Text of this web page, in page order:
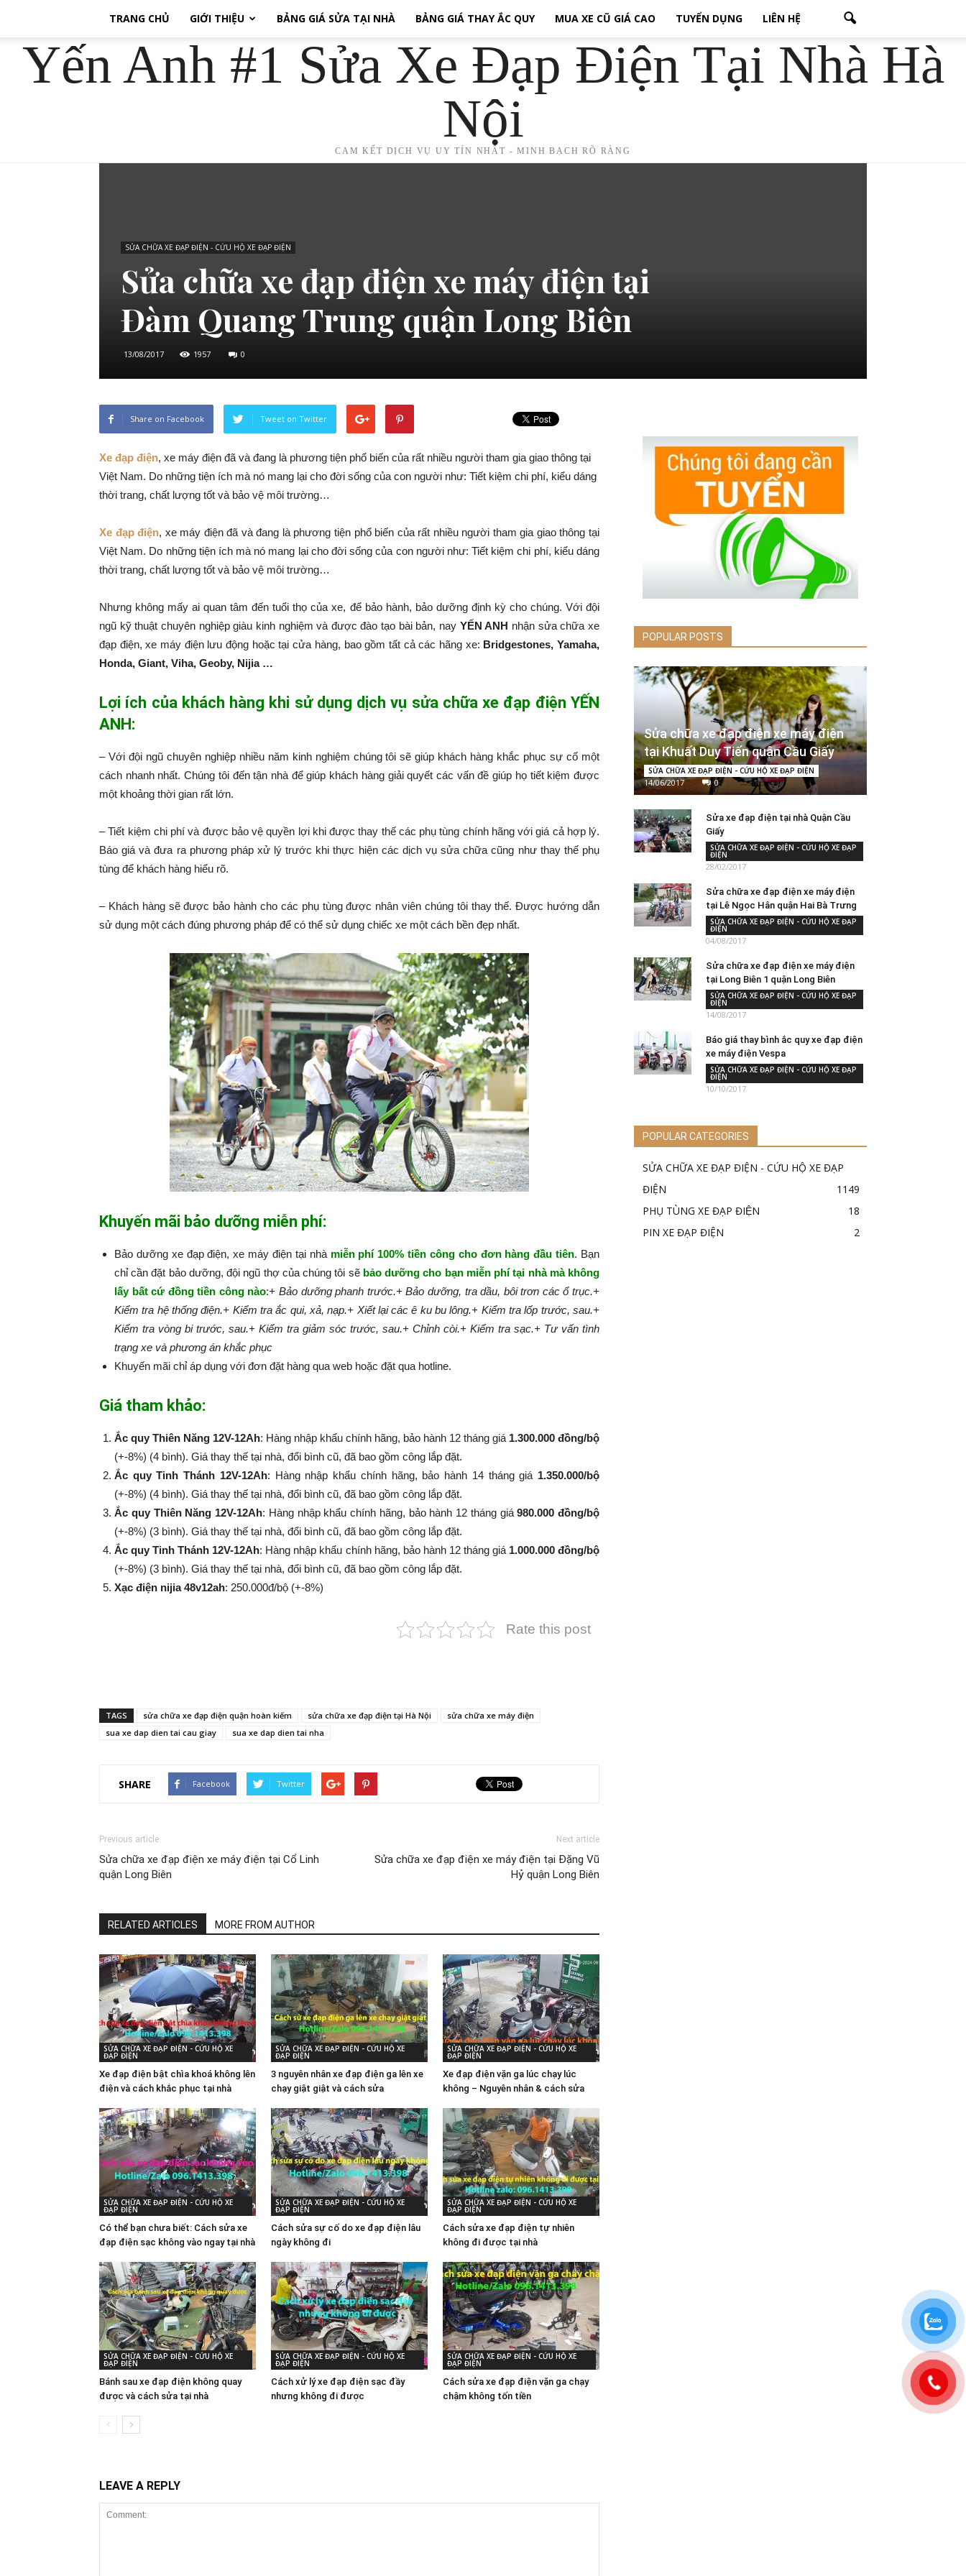
TRANG CHỦ GIỚI THIỆU BẢNG GIÁ SỬA TẠI NHÀ BẢNG GIÁ THAY ẮC QUY MUA XE CŨ GIÁ CAO TUYỂN DỤNG LIÊN HỆ
Yến Anh #1 Sửa Xe Đạp Điện Tại Nhà Hà
Nội
CAM KẾT DỊCH VỤ UY TÍN NHẤT - MINH BẠCH RÕ RÀNG
SỬA CHỮA XE ĐẠP ĐIỆN - CỨU HỘ XE ĐẠP ĐIỆN
Sửa chữa xe đạp điện xe máy điện tại
Đàm Quang Trung quận Long Biên
13/08/2017 1957 0
Share on Facebook Tweet on Twitter
Xe đạp điện, xe máy điện đã và đang là phương tiện phổ biến của rất nhiều người tham gia giao thông tại
Việt Nam. Do những tiện ích mà nó mang lại cho đời sống của con người như: Tiết kiệm chi phí, kiểu dáng
thời trang, chất lượng tốt và bảo vệ môi trường…
Xe đạp điện, xe máy điện đã và đang là phương tiện phổ biến của rất nhiều người tham gia giao thông tại
Việt Nam. Do những tiện ích mà nó mang lại cho đời sống của con người như: Tiết kiệm chi phí, kiểu dáng
thời trang, chất lượng tốt và bảo vệ môi trường…
Nhưng không mấy ai quan tâm đến tuổi thọ của xe, để bảo hành, bảo dưỡng định kỳ cho chúng. Với đội
ngũ kỹ thuật chuyên nghiệp giàu kinh nghiệm và được đào tạo bài bản, nay YẾN ANH nhận sửa chữa xe
đạp điện, xe máy điện lưu động hoặc tại cửa hàng, bao gồm tất cả các hãng xe: Bridgestones, Yamaha,
Honda, Giant, Viha, Geoby, Nijia …
Lợi ích của khách hàng khi sử dụng dịch vụ sửa chữa xe đạp điện YẾN
ANH:
– Với đội ngũ chuyên nghiệp nhiều năm kinh nghiệm chúng tôi sẽ giúp khách hàng khắc phục sự cố một
cách nhanh nhất. Chúng tôi đến tận nhà để giúp khách hàng giải quyết các vấn đề giúp họ tiết kiệm được
một khoảng thời gian rất lớn.
– Tiết kiệm chi phí và được bảo vệ quyền lợi khi được thay thế các phụ tùng chính hãng với giá cả hợp lý.
Báo giá và đưa ra phương pháp xử lý trước khi thực hiện các dịch vụ sửa chữa cũng như thay thế phụ
tùng để khách hàng hiểu rõ.
– Khách hàng sẽ được bảo hành cho các phụ tùng được nhân viên chúng tôi thay thế. Được hướng dẫn
sử dụng một cách đúng phương pháp để có thể sử dụng chiếc xe một cách bền đẹp nhất.
Khuyến mãi bảo dưỡng miễn phí:
Bảo dưỡng xe đạp điện, xe máy điện tại nhà miễn phí 100% tiền công cho đơn hàng đầu tiên. Bạn
chỉ cần đặt bảo dưỡng, đội ngũ thợ của chúng tôi sẽ bảo dưỡng cho bạn miễn phí tại nhà mà không
lấy bất cứ đồng tiền công nào:​​​​​+ Bảo dưỡng phanh trước.+ Bảo dưỡng, tra dầu, bôi trơn các ổ trục.+
Kiểm tra hệ thống điện.+ Kiểm tra ắc qui, xả, nạp.+ Xiết lại các ê ku bu lông.+ Kiểm tra lốp trước, sau.+
Kiểm tra vòng bi trước, sau.+ Kiểm tra giảm sóc trước, sau.+ Chỉnh còi.+ Kiểm tra sạc.+ Tư vấn tình
trạng xe và phương án khắc phục
Khuyến mãi chỉ áp dụng với đơn đặt hàng qua web hoặc đặt qua hotline.
Giá tham khảo:
Ắc quy Thiên Năng 12V-12Ah: Hàng nhập khẩu chính hãng, bảo hành 12 tháng giá 1.300.000 đồng/bộ
(+-8%) (4 bình). Giá thay thế tại nhà, đổi bình cũ, đã bao gồm công lắp đặt.
Ắc quy Tinh Thánh 12V-12Ah: Hàng nhập khẩu chính hãng, bảo hành 14 tháng giá 1.350.000/bộ
(+-8%​​​​​​​) (4 bình). Giá thay thế tại nhà, đổi bình cũ, đã bao gồm công lắp đặt.
Ắc quy Thiên Năng 12V-12Ah: Hàng nhập khẩu chính hãng, bảo hành 12 tháng giá980.000 đồng/bộ
(+-8%​​​​​​​) (3 bình). Giá thay thế tại nhà, đổi bình cũ, đã bao gồm công lắp đặt.
Ắc quy Tinh Thánh 12V-12Ah: Hàng nhập khẩu chính hãng, bảo hành 12 tháng giá 1.000.000 đồng/bộ
(+-8%​​​​​​​) (3 bình). Giá thay thế tại nhà, đổi bình cũ, đã bao gồm công lắp đặt.
Xạc điện nijia 48v12ah: 250.000đ/bộ (+-8%​​​​​​​)
Rate this post
TAGS sửa chữa xe đạp điện quận hoàn kiếm sửa chữa xe đạp điện tại Hà Nội
sửa chữa xe máy điện
sua xe dap dien tai cau giay
sua xe dap dien tai nha
SHARE Facebook Twitter
Previous article
Sửa chữa xe đạp điện xe máy điện tại Cổ Linh
quận Long Biên
Next article
Sửa chữa xe đạp điện xe máy điện tại Đặng Vũ
Hỷ quận Long Biên
RELATED ARTICLES MORE FROM AUTHOR
SỬA CHỮA XE ĐẠP ĐIỆN - CỨU HỘ XE
ĐẠP ĐIỆN
Xe đạp điện bật chìa khoá không lên
điện và cách khắc phục tại nhà
SỬA CHỮA XE ĐẠP ĐIỆN - CỨU HỘ XE
ĐẠP ĐIỆN
3 nguyên nhân xe đạp điện ga lên xe
chạy giật giật và cách sửa
SỬA CHỮA XE ĐẠP ĐIỆN - CỨU HỘ XE
ĐẠP ĐIỆN
Xe đạp điện vặn ga lúc chạy lúc
không – Nguyên nhân & cách sửa
SỬA CHỮA XE ĐẠP ĐIỆN - CỨU HỘ XE
ĐẠP ĐIỆN
Có thể bạn chưa biết: Cách sửa xe
đạp điện sạc không vào ngay tại nhà
SỬA CHỮA XE ĐẠP ĐIỆN - CỨU HỘ XE
ĐẠP ĐIỆN
Cách sửa sự cố do xe đạp điện lâu
ngày không đi
SỬA CHỮA XE ĐẠP ĐIỆN - CỨU HỘ XE
ĐẠP ĐIỆN
Cách sửa xe đạp điện tự nhiên
không đi được tại nhà
SỬA CHỮA XE ĐẠP ĐIỆN - CỨU HỘ XE
ĐẠP ĐIỆN
Bánh sau xe đạp điện không quay
được và cách sửa tại nhà
SỬA CHỮA XE ĐẠP ĐIỆN - CỨU HỘ XE
ĐẠP ĐIỆN
Cách xử lý xe đạp điện sạc đầy
nhưng không đi được
SỬA CHỮA XE ĐẠP ĐIỆN - CỨU HỘ XE
ĐẠP ĐIỆN
Cách sửa xe đạp điện vặn ga chạy
chậm không tốn tiền
LEAVE A REPLY
POPULAR POSTS
Sửa chữa xe đạp điện xe máy điện
tại Khuất Duy Tiến quận Cầu Giấy
SỬA CHỮA XE ĐẠP ĐIỆN - CỨU HỘ XE ĐẠP ĐIỆN
14/06/2017 0
Sửa xe đạp điện tại nhà Quận Cầu
Giấy
SỬA CHỮA XE ĐẠP ĐIỆN - CỨU HỘ XE ĐẠP
ĐIỆN
28/02/2017
Sửa chữa xe đạp điện xe máy điện
tại Lê Ngọc Hân quận Hai Bà Trưng
SỬA CHỮA XE ĐẠP ĐIỆN - CỨU HỘ XE ĐẠP
ĐIỆN
04/08/2017
Sửa chữa xe đạp điện xe máy điện
tại Long Biên 1 quận Long Biên
SỬA CHỮA XE ĐẠP ĐIỆN - CỨU HỘ XE ĐẠP
ĐIỆN
14/08/2017
Báo giá thay bình ắc quy xe đạp điện
xe máy điện Vespa
SỬA CHỮA XE ĐẠP ĐIỆN - CỨU HỘ XE ĐẠP
ĐIỆN
10/10/2017
POPULAR CATEGORIES
SỬA CHỮA XE ĐẠP ĐIỆN - CỨU HỘ XE ĐẠP
ĐIỆN
1149
PHỤ TÙNG XE ĐẠP ĐIỆN
18
PIN XE ĐẠP ĐIỆN
2